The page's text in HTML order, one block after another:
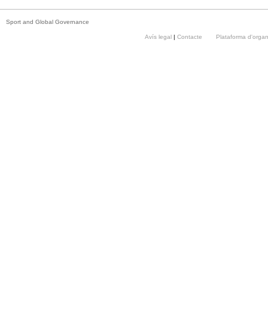
Sport and Global Governance
Avís legal | Contacte Plataforma